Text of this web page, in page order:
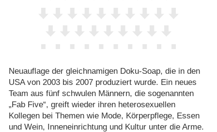
Neuauflage der gleichnamigen Doku-Soap, die in den
USA von 2003 bis 2007 produziert wurde. Ein neues
Team aus fünf schwulen Männern, die sogenannten
„Fab Five“, greift wieder ihren heterosexuellen
Kollegen bei Themen wie Mode, Körperpflege, Essen
und Wein, Inneneinrichtung und Kultur unter die Arme.